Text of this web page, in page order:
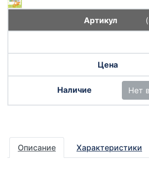
Нет
Описание Характеристики